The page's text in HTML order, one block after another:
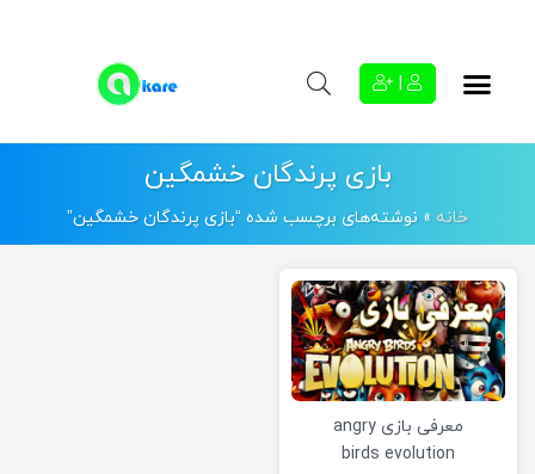
بازی پرندگان خشمگین
خانه » نوشته‌های برچسب شده “بازی پرندگان خشمگین”
معرفی بازی angry
birds evolution